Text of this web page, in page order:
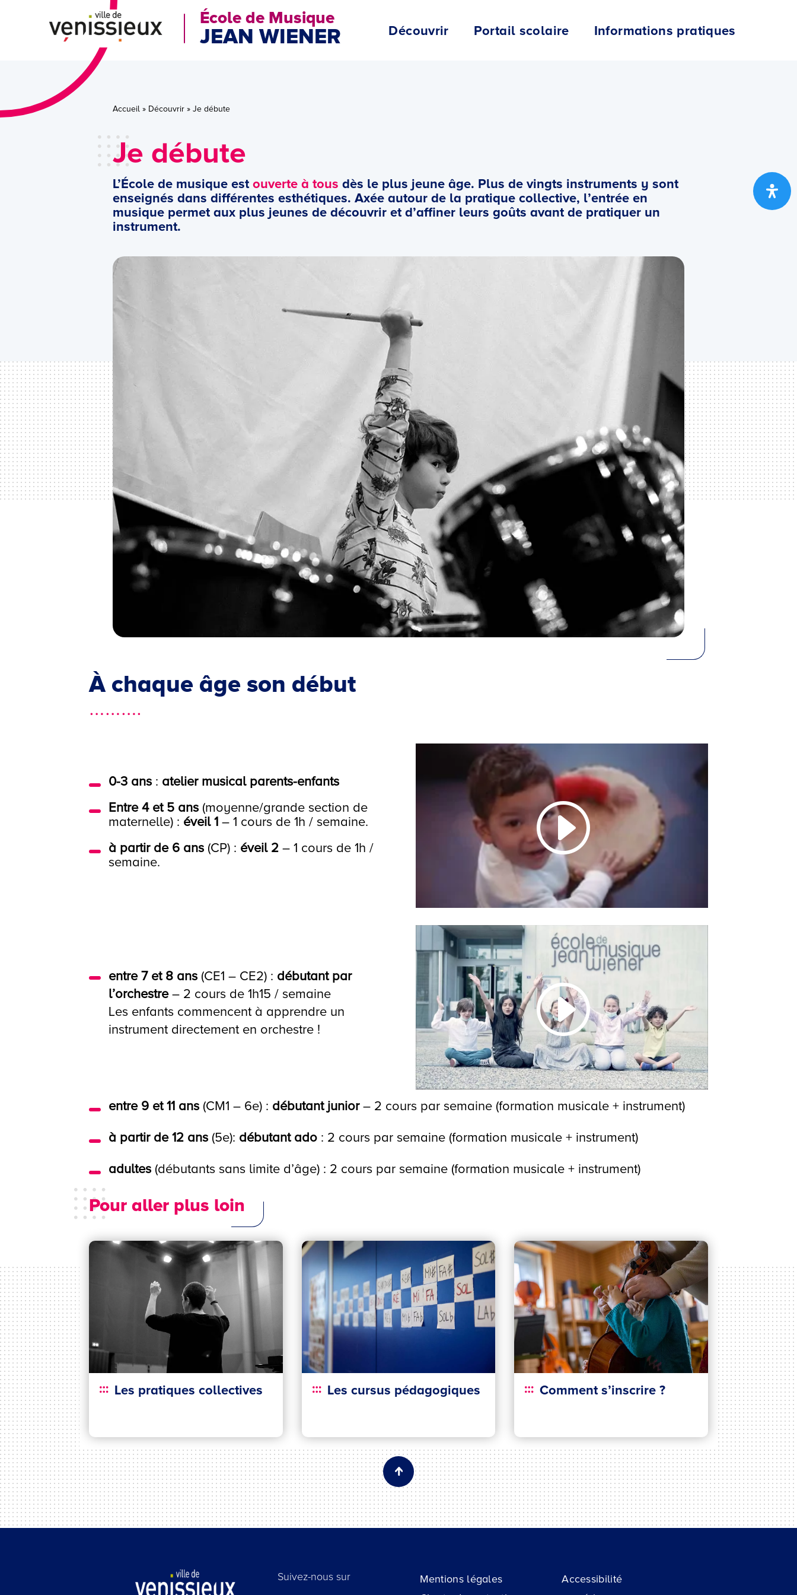
École de Musique
JEAN WIENER Découvrir Portail scolaire Informations pratiques
Accueil » Découvrir »Je débute
Je débute
L’École de musique estouverte à tousdès le plus jeune âge. Plus de vingts instruments y sont
enseignés dans différentes esthétiques. Axée autour de la pratique collective, l’entrée en
musique permet aux plus jeunes de découvrir et d’affiner leurs goûts avant de pratiquer un
instrument.
À chaque âge son début
……….
0-3 ans : atelier musical parents-enfants
Entre 4 et 5 ans (moyenne/grande section de
maternelle) : éveil 1 – 1 cours de 1h / semaine.
à partir de 6 ans (CP) : éveil 2 – 1 cours de 1h /
semaine.
entre 7 et 8 ans (CE1 – CE2) : débutant par
l’orchestre– 2 cours de 1h15 / semaine
Les enfants commencent à apprendre un
instrument directement en orchestre !
entre 9 et 11 ans (CM1 – 6e) : débutant junior– 2 cours par semaine (formation musicale + instrument)
à partir de 12 ans (5e): débutant ado : 2 cours par semaine (formation musicale + instrument)
adultes (débutants sans limite d’âge) : 2 cours par semaine (formation musicale + instrument)
Pour aller plus loin
Les pratiques collectives Les cursus pédagogiques Comment s’inscrire ?
Suivez-nous sur
Mentions légales
Accessibilité